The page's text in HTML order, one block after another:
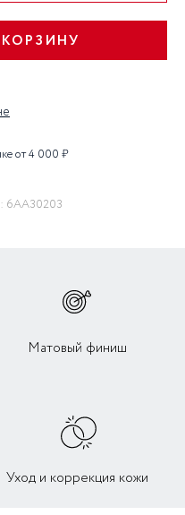
от 4 000 ₽
6AA30203
Матовый финиш
Уход и коррекция кожи